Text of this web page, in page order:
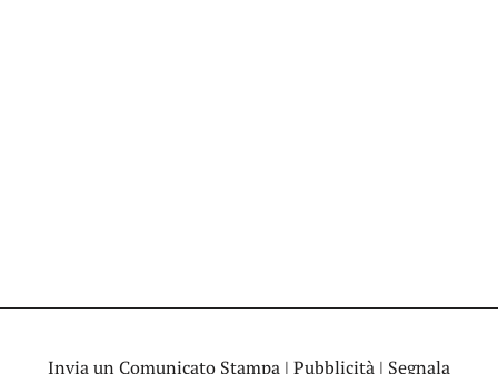
Invia un Comunicato Stampa | Pubblicità | Segnala